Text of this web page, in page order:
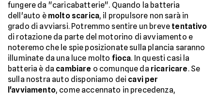
fungere da "caricabatterie". Quando la batteria
dell'auto è molto scarica, il propulsore non sarà in
grado di avviarsi. Potremmo sentire un breve tentativo
di rotazione da parte del motorino di avviamento e
noteremo che le spie posizionate sulla plancia saranno
illuminate da una luce molto fioca. In questi casi la
batteria è da cambiare o comunque da ricaricare. Se
sulla nostra auto disponiamo dei cavi per
l'avviamento, come accennato in precedenza,